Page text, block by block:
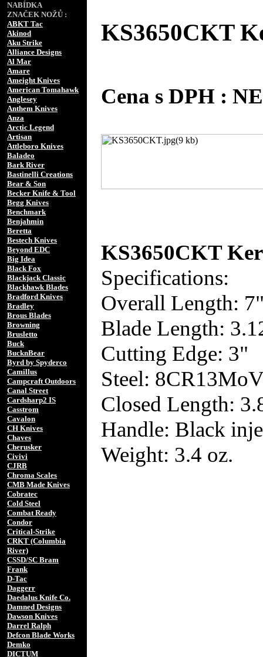
NABÍDKA
ZNAČEK NOŽŮ :
ABKT Tac
Akinod
Aku Strike
Alliance Designs
Al Mar
Amare
Ameight Knives
American Tomahawk
Anglesey
Anthem Knives
Anza
Arctic Legend
Artisan
Attleboro Knives
Baladeo
Bark River
Bastinelli Creations
Bear & Son
Becker Knife & Tool
Begg Knives
Benchmark
Benjahmin
Beretta
Bestech Knives
Beyond EDC
Big Idea
Black Fox
Blackjack Classic
Blackhawk Blades
Bradford Knives
Bradley
Brous Blades
Browning
Brusletto
Buck
BucknBear
Byrd by Spyderco
Camillus
Campcraft Outdoors
Canal Street
Cardsharp2 IS
Casstrom
Cavalon
CH Knives
Chaves
Cherusker
Civivi
CJRB
Chroma Scales
CMB Made Knives
Cobratec
Cold Steel
Combat Ready
Condor
Critical-Strike
CRKT (Columbia
River)
CSSD/SC Bram
Frank
D-Tac
Daggerr
Daedalus Knife Co.
Damned Designs
Dawson Knives
Darrel Ralph
Defcon Blade Works
Demko
DICTUM
KS3650CKT
Cena s DPH :
KS3650CKT
Specifications:
Overall Length:
Blade Length:
Cutting Edge: 3"
Steel:
Closed Length:
Handle: Black
Weight: 3.4 oz.